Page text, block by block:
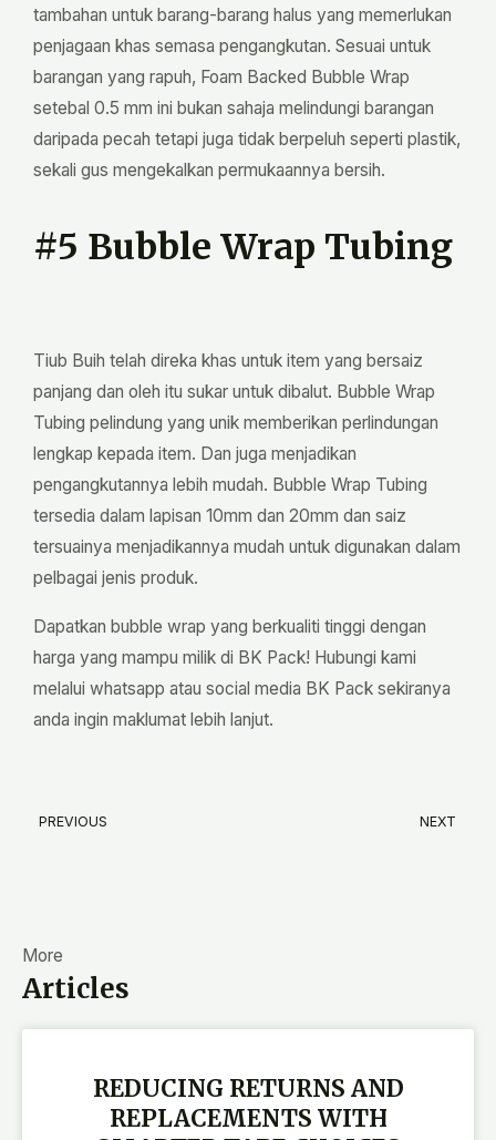
tambahan untuk barang-barang halus yang memerlukan
penjagaan khas semasa pengangkutan. Sesuai untuk
barangan yang rapuh, Foam Backed Bubble Wrap
setebal 0.5 mm ini bukan sahaja melindungi barangan
daripada pecah tetapi juga tidak berpeluh seperti plastik,
sekali gus mengekalkan permukaannya bersih.
#5 Bubble Wrap Tubing
Tiub Buih telah direka khas untuk item yang bersaiz
panjang dan oleh itu sukar untuk dibalut. Bubble Wrap
Tubing pelindung yang unik memberikan perlindungan
lengkap kepada item. Dan juga menjadikan
pengangkutannya lebih mudah. Bubble Wrap Tubing
tersedia dalam lapisan 10mm dan 20mm dan saiz
tersuainya menjadikannya mudah untuk digunakan dalam
pelbagai jenis produk.
Dapatkan bubble wrap yang berkualiti tinggi dengan
harga yang mampu milik di BK Pack! Hubungi kami
melalui whatsapp atau social media BK Pack sekiranya
anda ingin maklumat lebih lanjut.
Prev
PREVIOUS NEXT
More
Articles
REDUCING RETURNS AND
REPLACEMENTS WITH